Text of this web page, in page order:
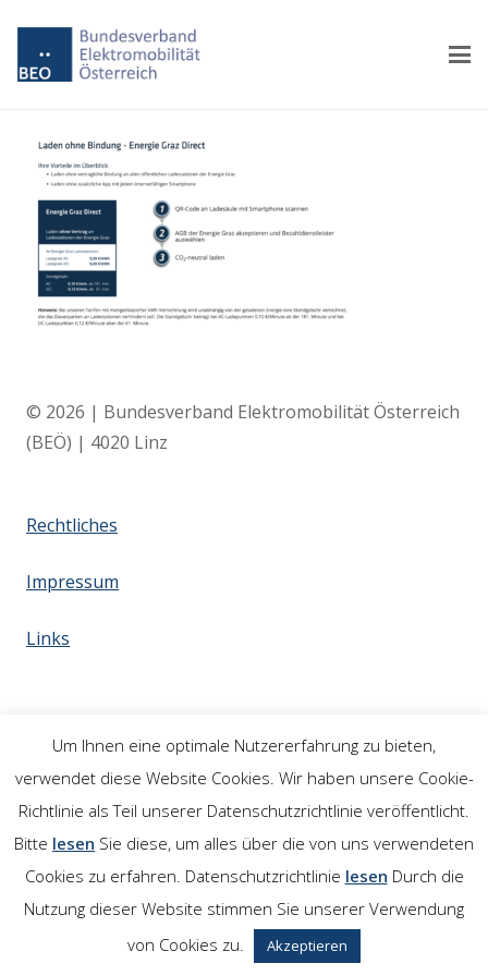
© 2026 | Bundesverband Elektromobilität Österreich
(BEÖ) | 4020 Linz
Rechtliches
Impressum
Links
Um Ihnen eine optimale Nutzererfahrung zu bieten,
verwendet diese Website Cookies. Wir haben unsere Cookie-
Richtlinie als Teil unserer Datenschutzrichtlinie veröffentlicht.
Bitte lesen Sie diese, um alles über die von uns verwendeten
Cookies zu erfahren. Datenschutzrichtlinie lesen Durch die
Nutzung dieser Website stimmen Sie unserer Verwendung
von Cookies zu.
Akzeptieren